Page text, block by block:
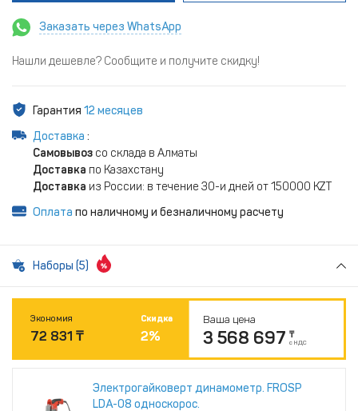
Заказать через WhatsApp
Нашли дешевле? Сообщите и получите скидку!
Гарантия 12 месяцев
Доставка :
Самовывоз со склада в Алматы
Доставка по Казахстану
Доставка из России: в течение 30-и дней от 150000 KZT
Оплата по наличному и безналичному расчету
Наборы (5)
Экономия
72 831 ₸
Скидка
2%
Ваша цена
3 568 697 ₸
с НДС
Электрогайковерт динамометр. FROSP
LDA-08 односкорос.
Экономия
72 926 ₸
Скидка
2%
Ваша цена
3 573 350 ₸
с НДС
Электрогайковерт динамометр. FROSP
LDA-08 односкорос.
Экономия
72 843₸
Скидка
2%
Ваша цена
3 569 286 ₸
с НДС
Электрогайковерт динамометр. FROSP
LDA-08 односкорос.
Экономия
72 837 ₸
Скидка
2%
Ваша цена
3 569 023 ₸
с НДС
Электрогайковерт динамометр. FROSP
LDA-08 односкорос.
Экономия
72 866₸
Скидка
2%
Ваша цена
3 570 452 ₸
с НДС
Электрогайковерт динамометр. FROSP
LDA-08 односкорос.